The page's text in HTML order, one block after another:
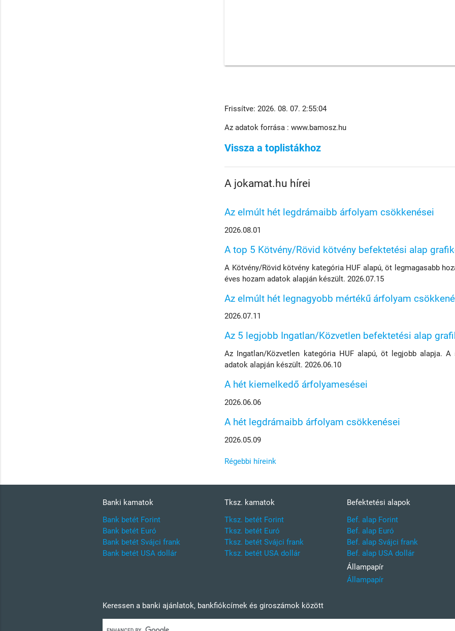
Frissítve: 2026. 08. 07. 2:55:04
Az adatok forrása : www.bamosz.hu
Vissza a toplistákhoz
A jokamat.hu hírei
Az elmúlt hét legdrámaibb árfolyam csökkenései
2026.08.01
A top 5 Kötvény/Rövid kötvény befektetési alap
A Kötvény/Rövid kötvény kategória HUF alapú, öt legmagasabb
éves hozam adatok alapján készült. 2026.07.15
Az elmúlt hét legnagyobb mértékű árfolyam
2026.07.11
Az 5 legjobb Ingatlan/Közvetlen befektetési alap
Az Ingatlan/Közvetlen kategória HUF alapú, öt legjobb alapja. A
adatok alapján készült. 2026.06.10
A hét kiemelkedő árfolyamesései
2026.06.06
A hét legdrámaibb árfolyam csökkenései
2026.05.09
Régebbi híreink
Banki kamatok
Bank betét Forint
Bank betét Euró
Bank betét Svájci frank
Bank betét USA dollár
Tksz. kamatok
Tksz. betét Forint
Tksz. betét Euró
Tksz. betét Svájci frank
Tksz. betét USA dollár
Befektetési alapok
Bef. alap Forint
Bef. alap Euró
Bef. alap Svájci frank
Bef. alap USA dollár
Állampapír
Állampapír
Keressen a banki ajánlatok, bankfiókcímek és giroszámok között